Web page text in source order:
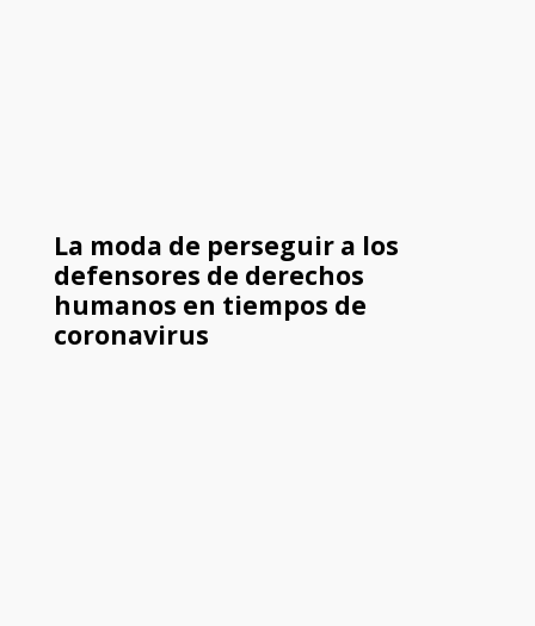
La moda de perseguir a los
defensores de derechos
humanos en tiempos de
coronavirus